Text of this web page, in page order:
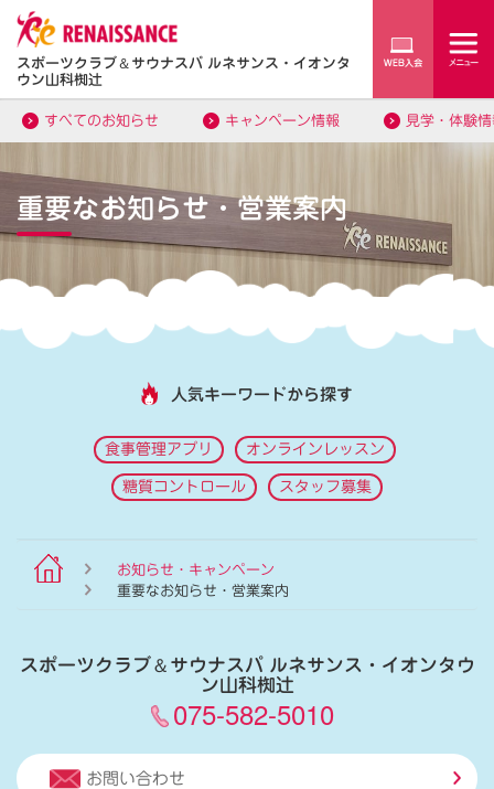
スポーツクラブ＆サウナスパ ルネサンス・イオンタ
ウン山科椥辻
すべてのお知らせ キャンペーン情報 見学・体験
重要なお知らせ・営業案内
人気キーワードから探す
食事管理アプリ オンラインレッスン
糖質コントロール スタッフ募集
お知らせ・キャンペーン
重要なお知らせ・営業案内
スポーツクラブ＆サウナスパ ルネサンス・イオンタウ
ン山科椥辻
075-582-5010
お問い合わせ